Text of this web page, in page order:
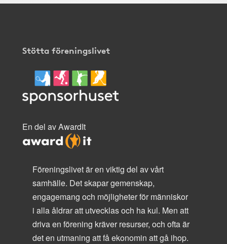
Stötta föreningslivet
En del av AwardIt
Föreningslivet är en viktig del av vårt
samhälle. Det skapar gemenskap,
engagemang och möjligheter för människor
i alla åldrar att utvecklas och ha kul. Men att
driva en förening kräver resurser, och ofta är
det en utmaning att få ekonomin att gå ihop.